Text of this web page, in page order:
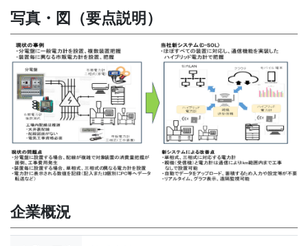
写真・図（要点説明）
企業概況